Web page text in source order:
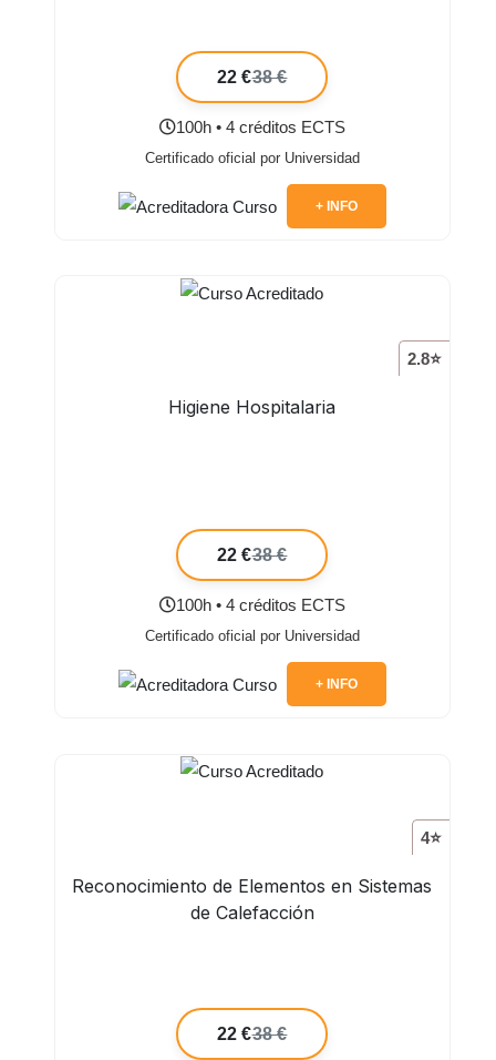
22 €38 €
100h • 4 créditos ECTS
Certificado oficial por Universidad
+ INFO
2.8⭐
Higiene Hospitalaria
22 €38 €
100h • 4 créditos ECTS
Certificado oficial por Universidad
+ INFO
4⭐
Reconocimiento de Elementos en Sistemas
de Calefacción
22 €38 €